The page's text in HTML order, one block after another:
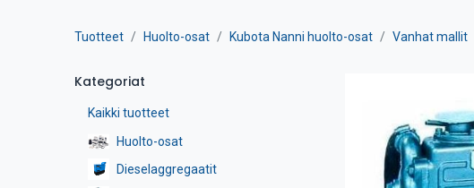
Tuotteet Huolto-osat Kubota Nanni huolto-osat Vanhat mallit
Kategoriat
Kaikki tuotteet
Huolto-osat
Dieselaggregaatit